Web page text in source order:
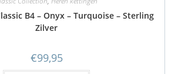
B4 – Onyx – Turquoise – Sterling
Zilver
€99,95